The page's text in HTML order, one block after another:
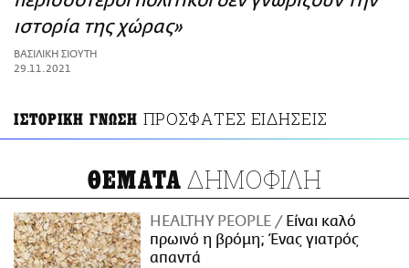
ΑΜΠΑ
PRINT
ιστορία της χώρας»
ΒΑΣΙΛΙΚΗ ΣΙΟΥΤΗ
29.11.2021
ΙΣΤΟΡΙΚΗ ΓΝΩΣΗ ΠΡΟΣΦΑΤΕΣ ΕΙΔΗΣΕΙΣ
ΘΕΜΑΤΑ ΔΗΜΟΦΙΛΗ
HEALTHY PEOPLE
Είναι καλό
πρωινό η βρόμη; Ένας γιατρός
απαντά